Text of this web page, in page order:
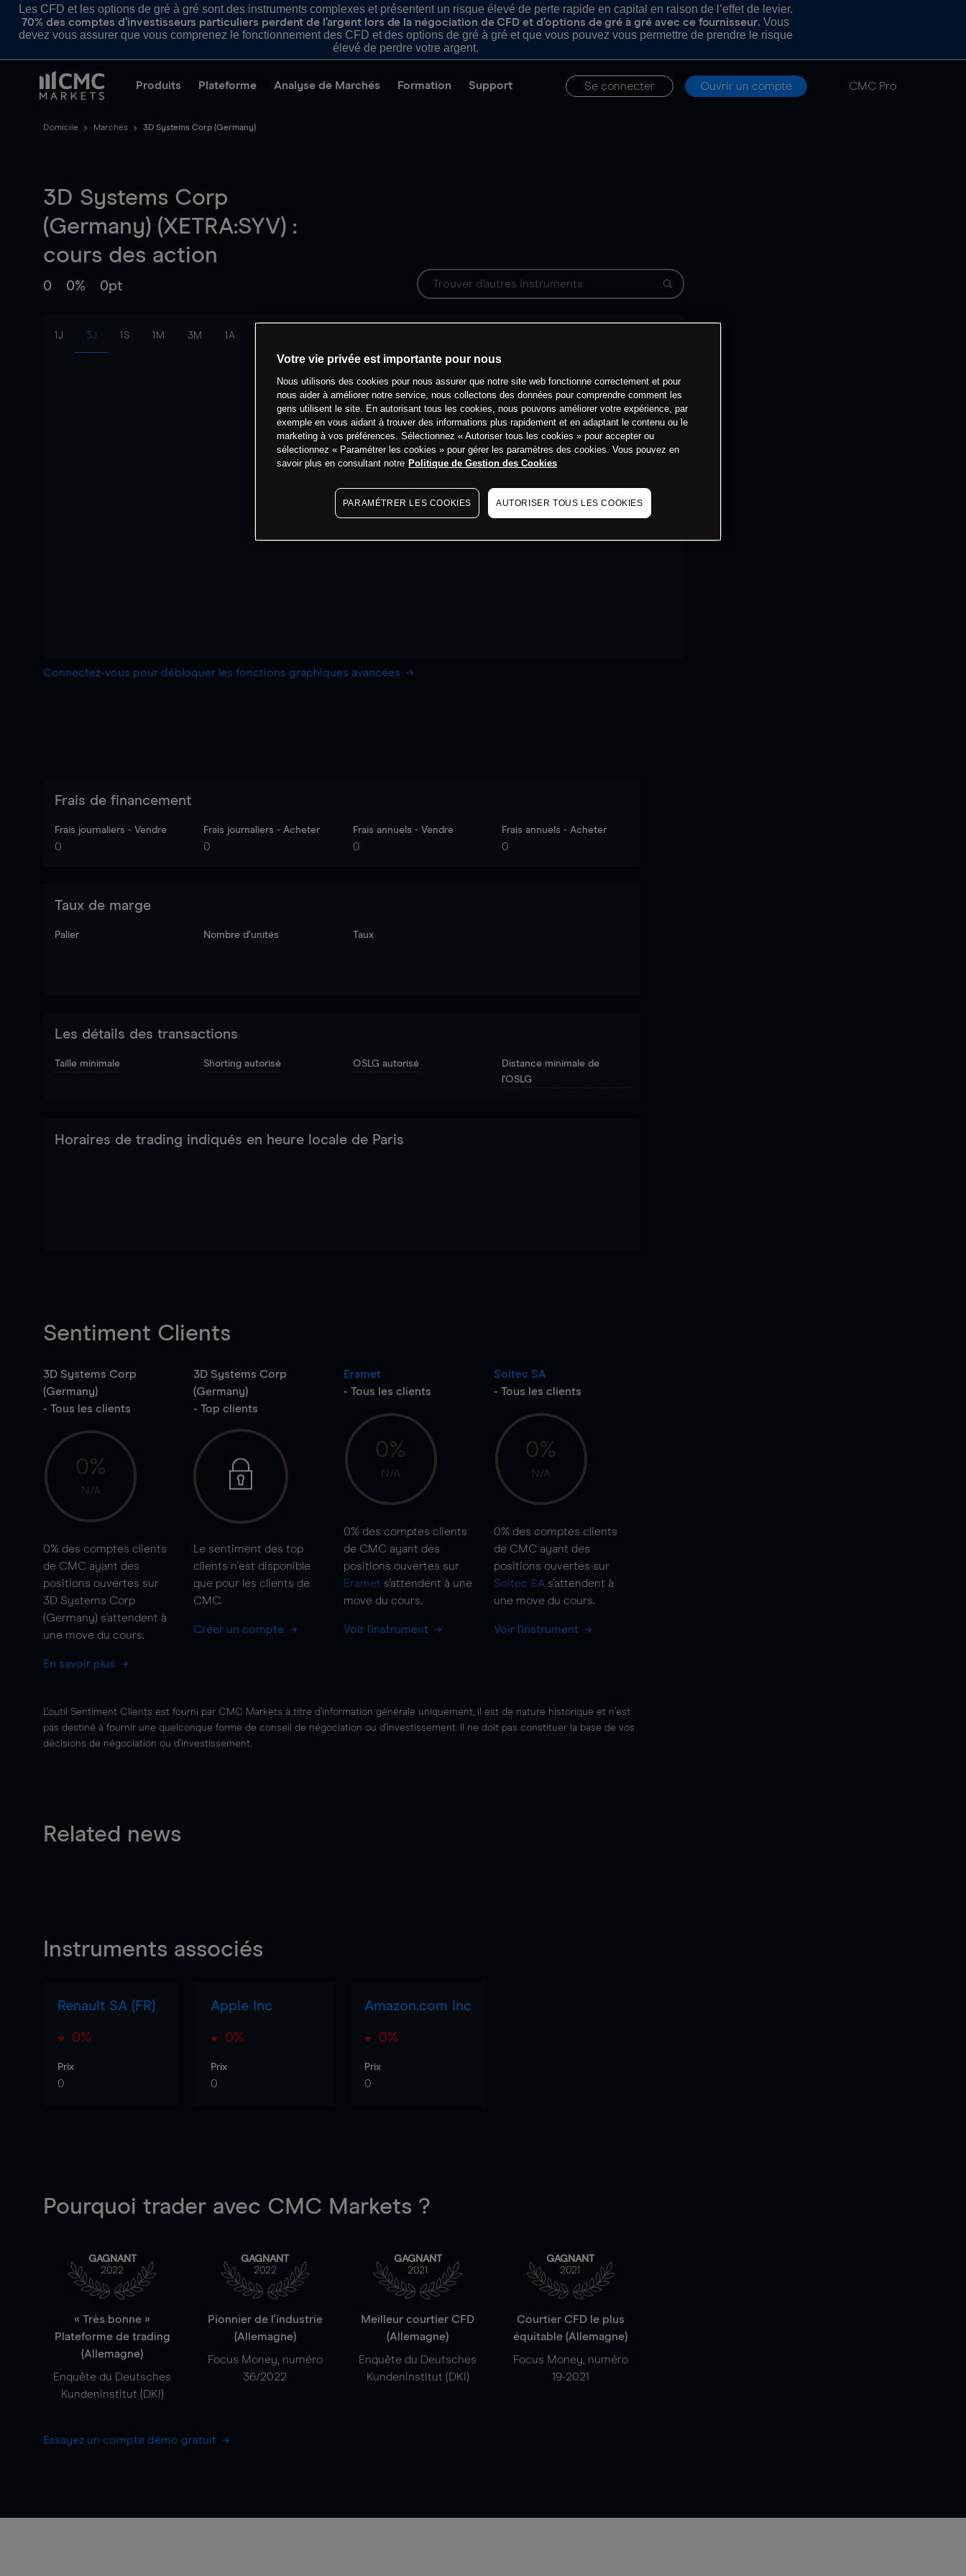
Les CFD et les options de gré à gré sont des instruments complexes et présentent un risque élevé de perte rapide en capital en raison de l’effet de levier.
70% des comptes d’investisseurs particuliers perdent de l’argent lors de la négociation de CFD et d’options de gré à gré avec ce fournisseur. Vous
devez vous assurer que vous comprenez le fonctionnement des CFD et des options de gré à gré et que vous pouvez vous permettre de prendre le risque
élevé de perdre votre argent.
Produits Plateforme Analyse de Marchés Formation Support Se connecter Ouvrir un compte CMC Pro
Domicile Marchés 3D Systems Corp (Germany)
3D Systems Corp
(Germany) (XETRA:SYV) :
cours des action
0 0% 0pt
1J 3J 1S 1M 3M 1A
Connectez-vous pour débloquer les fonctions graphiques avancées
Frais de financement
Frais journaliers - Vendre
0
Frais journaliers - Acheter
0
Frais annuels - Vendre
0
Frais annuels - Acheter
0
Taux de marge
Palier Nombre d’unités Taux
Les détails des transactions
Taille minimale Shorting autorisé OSLG autorisé
Distance minimale de
l'OSLG
Horaires de trading indiqués en heure locale de Paris
Sentiment Clients
3D Systems Corp
(Germany)
- Tous les clients
0%
N/A
0% des comptes clients
de CMC ayant des
positions ouvertes sur
3D Systems Corp
(Germany) s'attendent à
une move du cours.
En savoir plus
3D Systems Corp
(Germany)
- Top clients
Le sentiment des top
clients n'est disponible
que pour les clients de
CMC.
Créer un compte
Eramet
- Tous les clients
0%
N/A
0% des comptes clients
de CMC ayant des
positions ouvertes sur
Eramet s'attendent à une
move du cours.
Voir l'instrument
Soitec SA
- Tous les clients
0%
N/A
0% des comptes clients
de CMC ayant des
positions ouvertes sur
Soitec SA s'attendent à
une move du cours.
Voir l'instrument
L'outil Sentiment Clients est fourni par CMC Markets à titre d'information générale uniquement, il est de nature historique et n'est
pas destiné à fournir une quelconque forme de conseil de négociation ou d'investissement. Il ne doit pas constituer la base de vos
décisions de négociation ou d'investissement.
Related news
Instruments associés
Renault SA (FR)
0%
Prix
0
Apple Inc
0%
Prix
0
Amazon.com Inc
0%
Prix
0
Pourquoi trader avec CMC Markets ?
GAGNANT
2022
« Très bonne »
Plateforme de trading
(Allemagne)
Enquête du Deutsches
Kundeninstitut (DKI)
GAGNANT
2022
Pionnier de l'industrie
(Allemagne)
Focus Money, numéro
36/2022
GAGNANT
2021
Meilleur courtier CFD
(Allemagne)
Enquête du Deutsches
Kundeninstitut (DKI)
GAGNANT
2021
Courtier CFD le plus
équitable (Allemagne)
Focus Money, numéro
19-2021
Essayez un compte démo gratuit
Votre vie privée est importante pour nous
Nous utilisons des cookies pour nous assurer que notre site web fonctionne correctement et pour
nous aider à améliorer notre service, nous collectons des données pour comprendre comment les
gens utilisent le site. En autorisant tous les cookies, nous pouvons améliorer votre expérience, par
exemple en vous aidant à trouver des informations plus rapidement et en adaptant le contenu ou le
marketing à vos préférences. Sélectionnez « Autoriser tous les cookies » pour accepter ou
sélectionnez « Paramétrer les cookies » pour gérer les paramètres des cookies. Vous pouvez en
savoir plus en consultant notre Politique de Gestion des Cookies
PARAMÉTRER LES COOKIES AUTORISER TOUS LES COOKIES